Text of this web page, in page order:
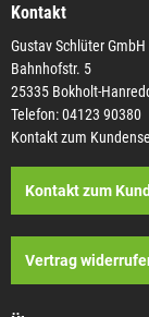
Kontakt
Gustav Schlüter GmbH
Bahnhofstr. 5
25335 Bokholt-
Telefon: 04123 90380
Kontakt zum
Kontakt zum
Vertrag